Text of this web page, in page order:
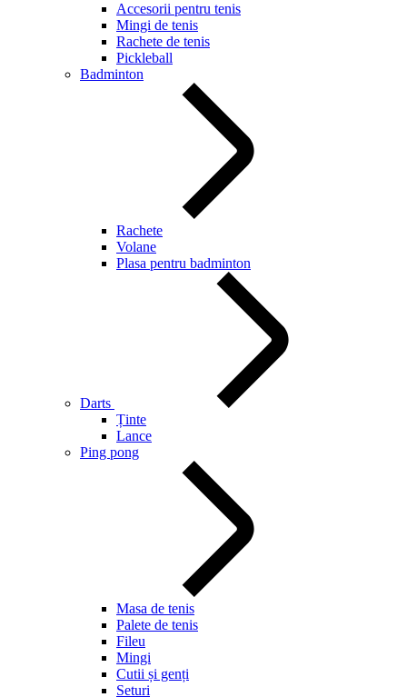
Accesorii pentru tenis
Mingi de tenis
Rachete de tenis
Pickleball
Badminton
Rachete
Volane
Plasa pentru badminton
Darts
Ținte
Lance
Ping pong
Masa de tenis
Palete de tenis
Fileu
Mingi
Cutii și genți
Seturi